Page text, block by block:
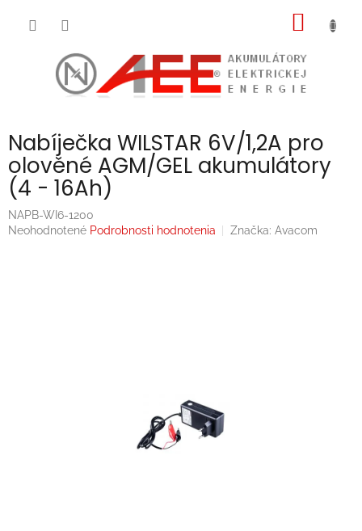
Nabíječka WILSTAR 6V/1,2A pro
olověné AGM/GEL akumulátory
(4 - 16Ah)
NAPB-WI6-1200
Priemerné
Neohodnotené Podrobnosti hodnotenia Značka: Avacom